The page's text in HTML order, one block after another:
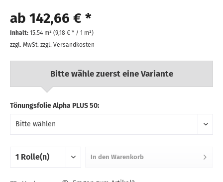
ab 142,66 € *
Inhalt: 15.54 m² (9,18 € * / 1 m²)
zzgl. MwSt. zzgl. Versandkosten
Bitte wähle zuerst eine Variante
Tönungsfolie Alpha PLUS 50:
In den Warenkorb